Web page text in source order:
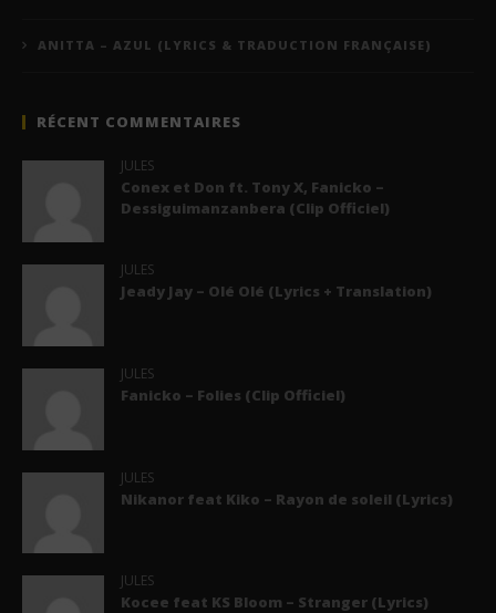
ANITTA – AZUL (LYRICS & TRADUCTION FRANÇAISE)
RÉCENT COMMENTAIRES
JULES
Conex et Don ft. Tony X, Fanicko –
Dessiguimanzanbera (Clip Officiel)
JULES
Jeady Jay – Olé Olé (Lyrics + Translation)
JULES
Fanicko – Folies (Clip Officiel)
JULES
Nikanor feat Kiko – Rayon de soleil (Lyrics)
JULES
Kocee feat KS Bloom – Stranger (Lyrics)